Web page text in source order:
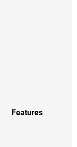
Features